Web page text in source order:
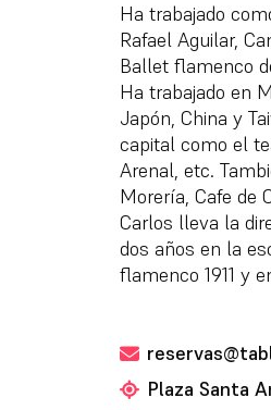
Ha trabajado
Rafael Aguilar,
Ballet flamenco
Ha trabajado en
Japón, China y
capital como el
Arenal, etc.
Morería, Cafe de
Carlos lleva la
dos años en la
flamenco 1911 y
Plaza Santa